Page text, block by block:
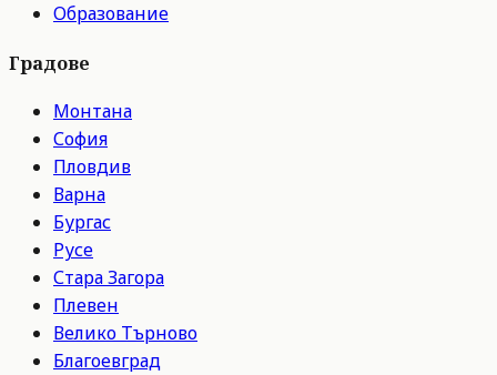
Образование
Градове
Монтана
София
Пловдив
Варна
Бургас
Русе
Стара Загора
Плевен
Велико Търново
Благоевград